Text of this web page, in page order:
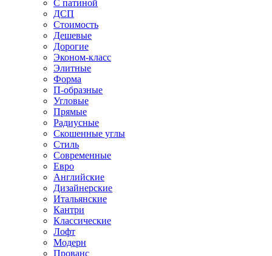
С патиной
ДСП
Стоимость
Дешевые
Дорогие
Эконом-класс
Элитные
Форма
П-образные
Угловые
Прямые
Радиусные
Скошенные углы
Стиль
Современные
Евро
Английские
Дизайнерские
Итальянские
Кантри
Классические
Лофт
Модерн
Прованс